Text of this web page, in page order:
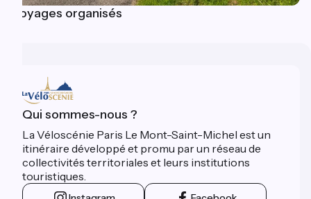
Voyages organisés
Qui sommes-nous ?
La Véloscénie Paris Le Mont-Saint-Michel est un
itinéraire développé et promu par un réseau de
collectivités territoriales et leurs institutions
touristiques.